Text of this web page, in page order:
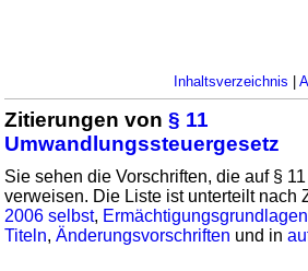
Inhaltsverzeichnis
Zitierungen von§ 11
Umwandlungssteuergesetz
Sie sehen die Vorschriften, die auf §
verweisen. Die Liste ist unterteilt nach
2006 selbst, Ermächtigungsgrundlagen
Titeln,Änderungsvorschriften und in